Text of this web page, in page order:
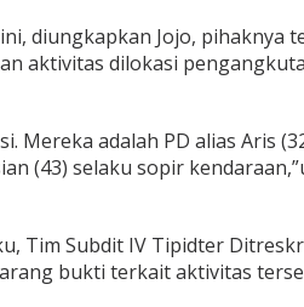
diungkapkan Jojo, pihaknya
aktivitas dilokasi
Mereka adalah PD alias Aris
(43) selaku sopir
Tim Subdit IV Tipidter
bukti terkait aktivitas